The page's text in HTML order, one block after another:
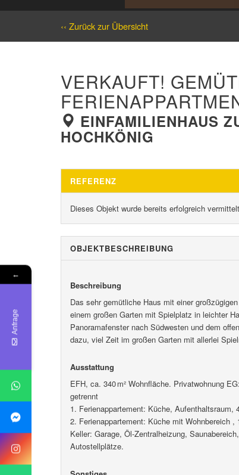
‹‹ Zurück zur Übersicht
VERKAUFT!
EINFAMILIENHAUS
HOCHKÖNIG
REFERENZ
Dieses Objekt wurde bereits erfolgreich
OBJEKT­BESCHREIBUNG
Beschreibung
Das sehr gemütliche Haus mit einer
einem großen Garten mit Spielplatz in leichter
Panoramafenster nach Südwesten und dem
dazu, viel Zeit im großen Garten mit allerlei
Ausstattung
EFH, ca. 340 m² Wohnfläche. Privatwohnung
getrennt
1. Ferienappartement: Küche,
2. Ferienappartement: Küche mit Wohnbereich
Keller: Garage, Öl-Zentralheizung,
Autostellplätze.
←
Anfrage